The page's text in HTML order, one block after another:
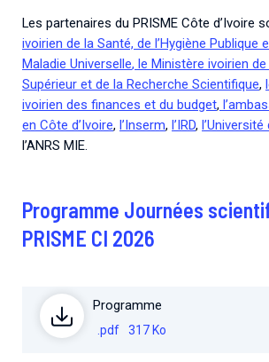
Les partenaires du PRISME Côte d’Ivoire
ivoirien de la Santé, de l’Hygiène Publique
Maladie Universelle, le Ministère ivoirien de
Supérieur et de la Recherche Scientifique,
ivoirien des finances et du budget,
en Côte d’Ivoire, l’Inserm, l’IRD,
l’ANRS MIE.
Programme Journées
PRISME CI 2026
Programme
.pdf 317 Ko